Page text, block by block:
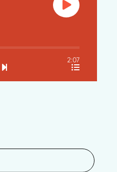
2:07